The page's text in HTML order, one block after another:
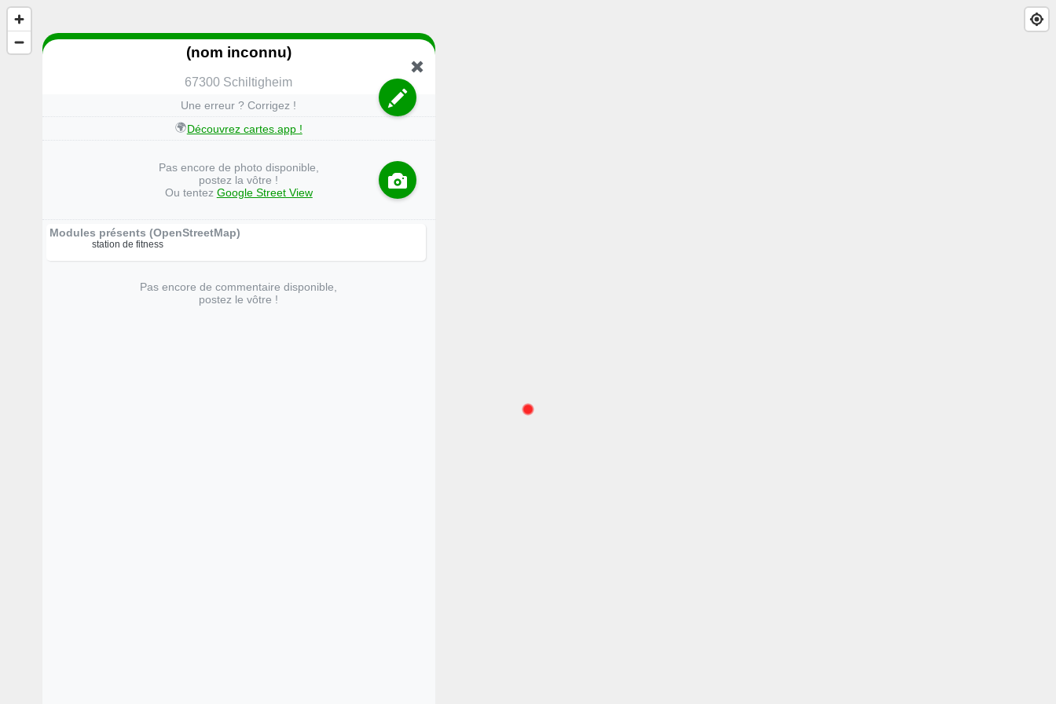
(nom inconnu)
67300 Schiltigheim
Une erreur ? Corrigez !
🌍Découvrez cartes.app !
Pas encore de photo disponible,
postez la vôtre !
Ou tentez Google Street View
Modules présents (OpenStreetMap)
station de fitness
Pas encore de commentaire disponible,
postez le vôtre !